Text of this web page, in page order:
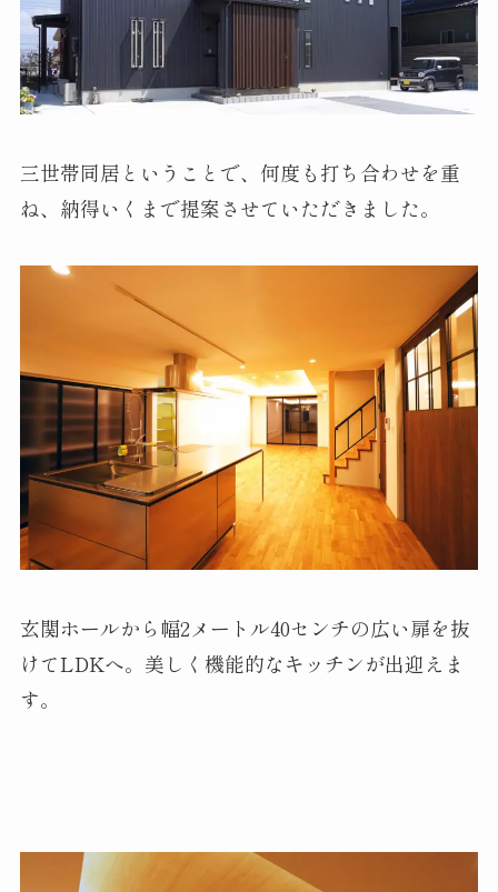
三世帯同居ということで、何度も打ち合わせを重
ね、納得いくまで提案させていただきました。
玄関ホールから幅2メートル40センチの広い扉を抜
けてLDKへ。美しく機能的なキッチンが出迎えま
す。